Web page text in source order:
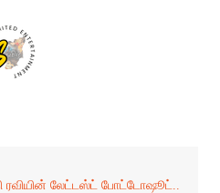
லேட்டஸ்ட் போட்டோஷூட்..